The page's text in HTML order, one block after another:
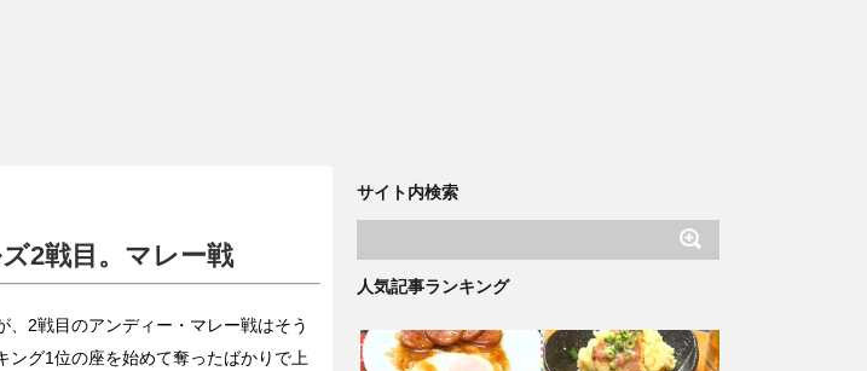
2戦目。マレー戦
2戦目のアンディー・マレー戦はそう
ング1位の座を始めて奪ったばかりで上
サイト内検索
人気記事ランキング